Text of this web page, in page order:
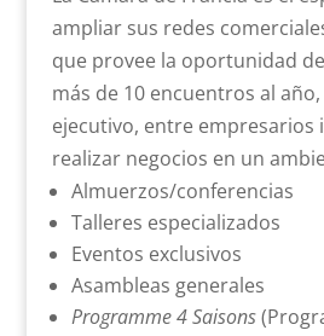
ampliar sus redes
que provee la oportunidad
más de 10 encuentros al
ejecutivo, entre empresarios
realizar negocios en un
Almuerzos/conferencias
Talleres especializados
Eventos exclusivos
Asambleas generales
Programme 4 Saisons